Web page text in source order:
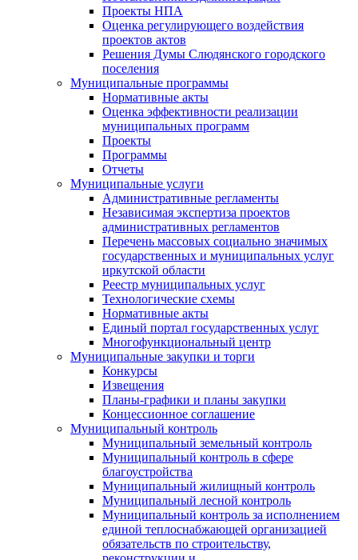
Проекты НПА
Оценка регулирующего воздействия
проектов актов
Решения Думы Слюдянского городского
поселения
Муниципальные программы
Нормативные акты
Оценка эффективности реализации
муниципальных программ
Проекты
Программы
Отчеты
Муниципальные услуги
Административные регламенты
Независимая экспертиза проектов
административных регламентов
Перечень массовых социально значимых
государственных и муниципальных услуг
иркутской области
Реестр муниципальных услуг
Технологические схемы
Нормативные акты
Единый портал государственных услуг
Многофункциональный центр
Муниципальные закупки и торги
Конкурсы
Извещения
Планы-графики и планы закупки
Концессионное соглашение
Муниципальный контроль
Муниципальный земельный контроль
Муниципальный контроль в сфере
благоустройства
Муниципальный жилищный контроль
Муниципальный лесной контроль
Муниципальный контроль за исполнением
единой теплоснабжающей организацией
обязательств по строительству,